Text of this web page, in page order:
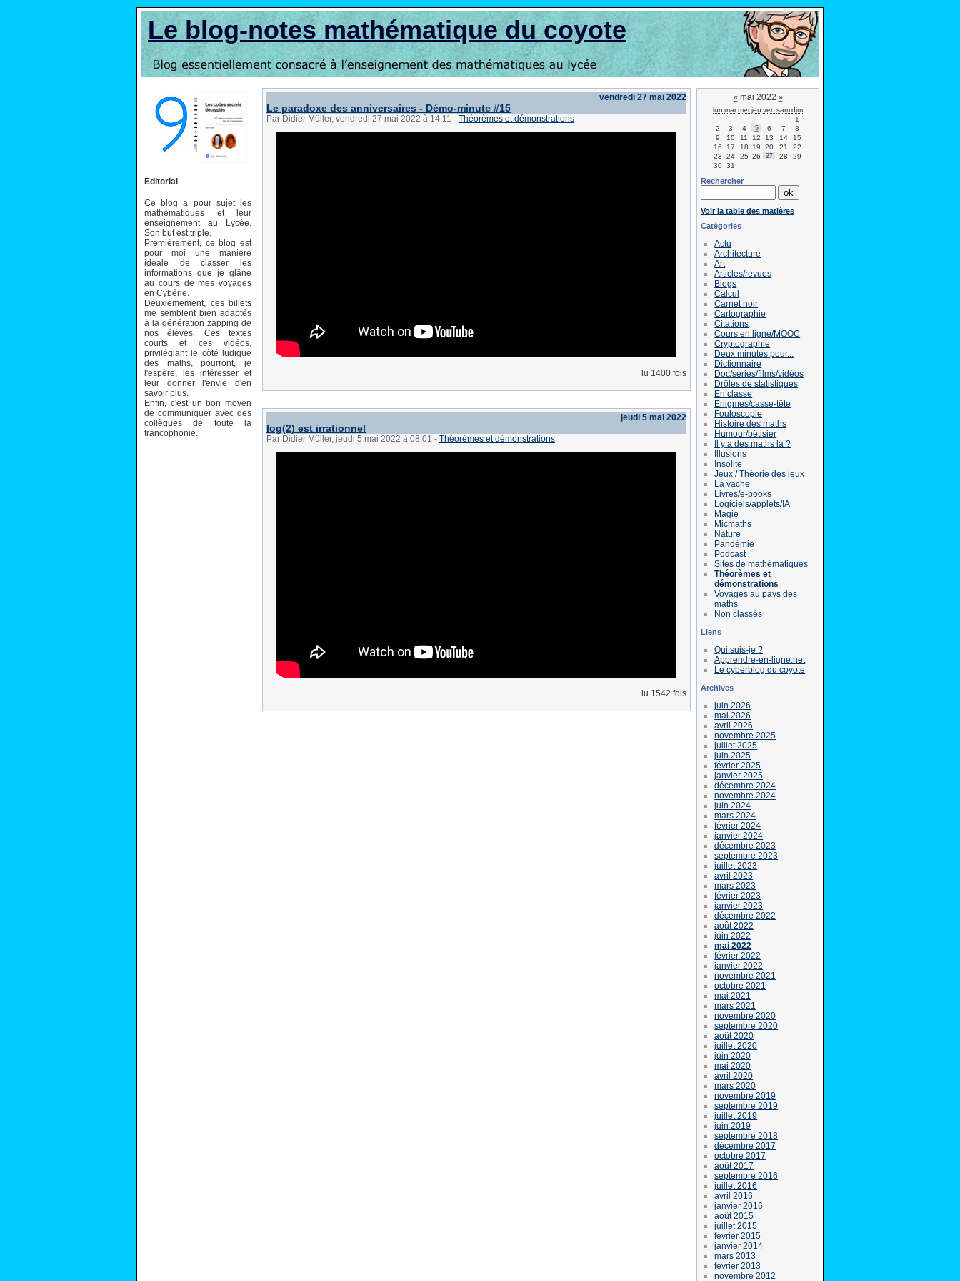
Le blog-notes mathématique du coyote
Editorial
Ce blog a pour sujet les
mathématiques et leur
enseignement au Lycée.
Son but est triple.
Premièrement, ce blog est
pour moi une manière
idéale de classer les
informations que je glâne
au cours de mes voyages
en Cybérie.
Deuxièmement, ces billets
me semblent bien adaptés
à la génération zapping de
nos élèves. Ces textes
courts et ces vidéos,
privilégiant le côté ludique
des maths, pourront, je
l'espère, les intéresser et
leur donner l'envie d'en
savoir plus.
Enfin, c'est un bon moyen
de communiquer avec des
collègues de toute la
francophonie.
vendredi 27 mai 2022
Le paradoxe des anniversaires - Démo-minute #15
Par Didier Müller, vendredi 27 mai 2022 à 14:11 - Théorèmes et démonstrations
lu 1400 fois
jeudi 5 mai 2022
log(2) est irrationnel
Par Didier Müller, jeudi 5 mai 2022 à 08:01 - Théorèmes et démonstrations
lu 1542 fois
«mai 2022 »
lun marmerjeu ven samdim
1
2
3 4 5 6 7
8
9
10 11 12 13 14
15
16
17 18 19 20 21
22
23
24 25 26 27 28
29
30 31
Rechercher
Voir la table des matières
Catégories
Actu
Architecture
Art
Articles/revues
Blogs
Calcul
Carnet noir
Cartographie
Citations
Cours en ligne/MOOC
Cryptographie
Deux minutes pour...
Dictionnaire
Doc/séries/films/vidéos
Drôles de statistiques
En classe
Enigmes/casse-tête
Fouloscopie
Histoire des maths
Humour/bêtisier
Il y a des maths là ?
Illusions
Insolite
Jeux / Théorie des jeux
La vache
Livres/e-books
Logiciels/applets/IA
Magie
Micmaths
Nature
Pandémie
Podcast
Sites de mathématiques
Théorèmes et
démonstrations
Voyages au pays des
maths
Non classés
Liens
Qui suis-je ?
Apprendre-en-ligne.net
Le cyberblog du coyote
Archives
juin 2026
mai 2026
avril 2026
novembre 2025
juillet 2025
juin 2025
février 2025
janvier 2025
décembre 2024
novembre 2024
juin 2024
mars 2024
février 2024
janvier 2024
décembre 2023
septembre 2023
juillet 2023
avril 2023
mars 2023
février 2023
janvier 2023
décembre 2022
août 2022
juin 2022
mai 2022
février 2022
janvier 2022
novembre 2021
octobre 2021
mai 2021
mars 2021
novembre 2020
septembre 2020
août 2020
juillet 2020
juin 2020
mai 2020
avril 2020
mars 2020
novembre 2019
septembre 2019
juillet 2019
juin 2019
septembre 2018
décembre 2017
octobre 2017
août 2017
septembre 2016
juillet 2016
avril 2016
janvier 2016
août 2015
juillet 2015
février 2015
janvier 2014
mars 2013
février 2013
novembre 2012